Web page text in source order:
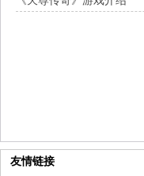
灵魂契约
每日新服
权力的游戏
新服新服
友情链接